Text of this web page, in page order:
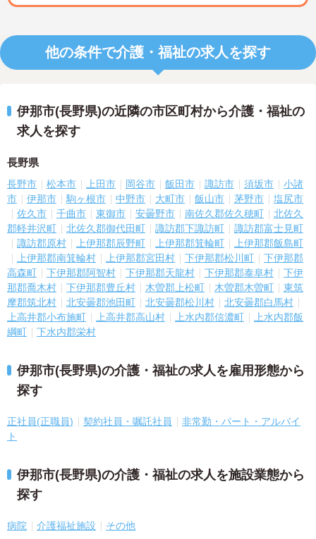
他の条件で介護・福祉の求人を探す
伊那市(長野県)の近隣の市区町村から介護・福祉の
求人を探す
長野県
長野市 松本市 上田市 岡谷市 飯田市 諏訪市 須坂市
小諸
市
伊那市 駒ヶ根市 中野市 大町市 飯山市 茅野市
塩尻市
佐久市
千曲市 東御市 安曇野市 南佐久郡佐久穂町
北佐久
郡軽井沢町
北佐久郡御代田町 諏訪郡下諏訪町
諏訪郡富士見町
諏訪郡原村
上伊那郡辰野町 上伊那郡箕輪町
上伊那郡飯島町
上伊那郡南箕輪村
上伊那郡宮田村 下伊那郡松川町
下伊那郡
高森町
下伊那郡阿智村 下伊那郡天龍村 下伊那郡泰阜村
下伊
那郡喬木村
下伊那郡豊丘村 木曽郡上松町 木曽郡木曽町
東筑
摩郡筑北村
北安曇郡池田町 北安曇郡松川村
北安曇郡白馬村
上高井郡小布施町
上高井郡高山村 上水内郡信濃町
上水内郡飯
綱町
下水内郡栄村
伊那市(長野県)の介護・福祉の求人を雇用形態から
探す
正社員(正職員) 契約社員・嘱託社員
非常勤・パート・アルバイ
ト
伊那市(長野県)の介護・福祉の求人を施設業態から
探す
病院 介護福祉施設 その他